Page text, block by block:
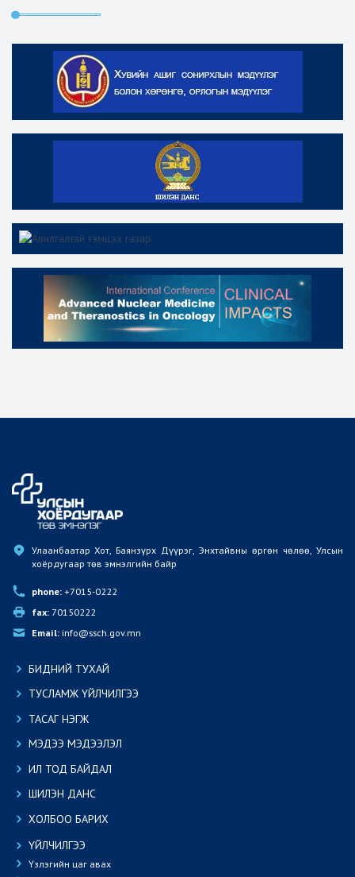
Улаанбаатар Хот, Баянзүрх Дүүрэг, Энхтайвны өргөн чөлөө, Улсын
хоёрдугаар төв эмнэлгийн байр
phone: +7015-0222
fax: 70150222
Email: info@ssch.gov.mn
БИДНИЙ ТУХАЙ
ТУСЛАМЖ ҮЙЛЧИЛГЭЭ
ТАСАГ НЭГЖ
МЭДЭЭ МЭДЭЭЛЭЛ
ИЛ ТОД БАЙДАЛ
ШИЛЭН ДАНС
ХОЛБОО БАРИХ
ҮЙЛЧИЛГЭЭ
Үзлэгийн цаг авах